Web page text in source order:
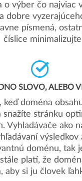
o výber čo najviac
dobre
písmená,
číslice
SLOVO, ALEBO
keď doména
snažíte stránku
Vyhladávače ako
výsledkov
doménu, tak
platí, že
aby si ju človek